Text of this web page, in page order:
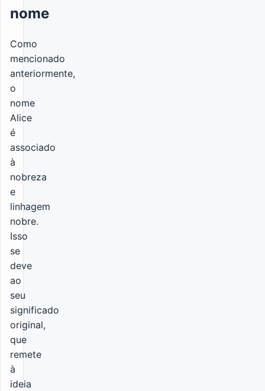
nome
Como
mencionado
anteriormente,
o
nome
Alice
é
associado
à
nobreza
e
linhagem
nobre.
Isso
se
deve
ao
seu
significado
original,
que
remete
à
ideia